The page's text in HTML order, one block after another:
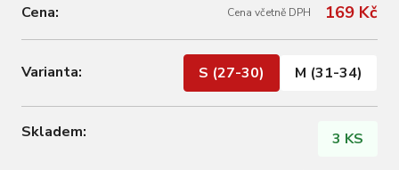
Cena: Cena včetně DPH 169 Kč
Varianta: S (27-30) M (31-34)
Skladem: 3 KS